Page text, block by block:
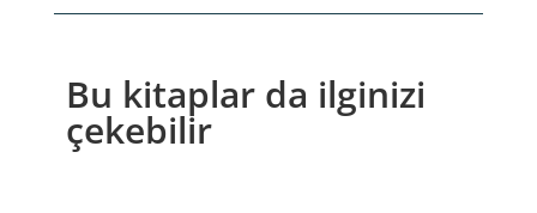
Bu kitaplar da ilginizi
çekebilir